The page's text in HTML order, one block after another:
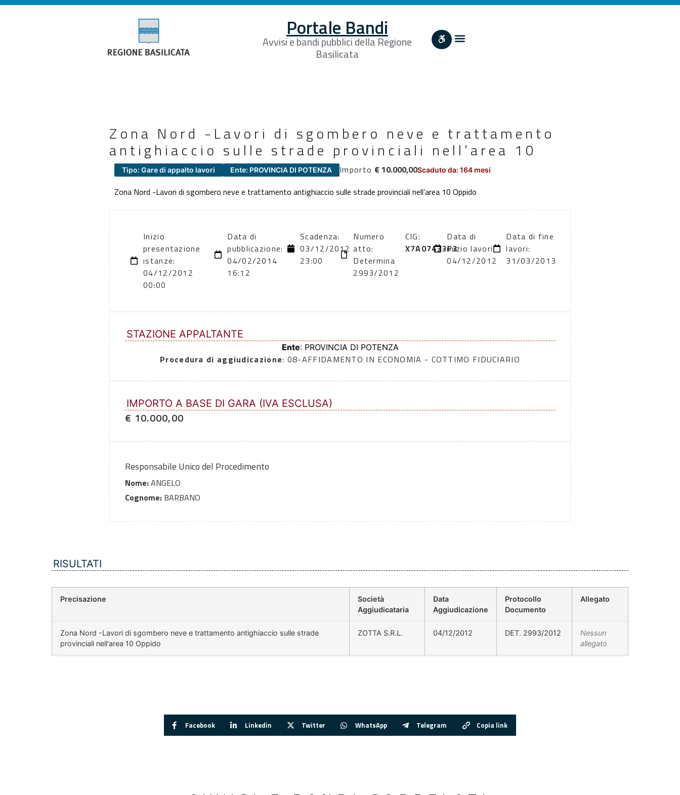
Portale Bandi
Avvisi e bandi pubblici della Regione
Basilicata
Zona Nord -Lavori di sgombero neve e trattamento
antighiaccio sulle strade provinciali nell’area 10
Tipo: Gare di appalto lavori Ente: PROVINCIA DI POTENZA Importo € 10.000,00Scaduto da: 164 mesi
Zona Nord -Lavori di sgombero neve e trattamento antighiaccio sulle strade provinciali nell’area 10 Oppido
Inizio
presentazione
istanze:
04/12/2012
00:00
Data di
pubblicazione:
04/02/2014
16:12
Scadenza:
03/12/2012
23:00
Numero
atto:
Determina
2993/2012
CIG:
X7A07433F3
Data di
inizio lavori:
04/12/2012
Data di fine
lavori:
31/03/2013
STAZIONE APPALTANTE
Ente: PROVINCIA DI POTENZA
Procedura di aggiudicazione: 08-AFFIDAMENTO IN ECONOMIA - COTTIMO FIDUCIARIO
IMPORTO A BASE DI GARA (IVA ESCLUSA)
€ 10.000,00
Responsabile Unico del Procedimento
Nome:ANGELO
Cognome: BARBANO
RISULTATI
Precisazione
Società
Aggiudicataria
Data
Aggiudicazione
Protocollo
Documento
Allegato
Zona Nord -Lavori di sgombero neve e trattamento antighiaccio sulle strade
provinciali nell'area 10 Oppido
ZOTTA S.R.L. 04/12/2012 DET. 2993/2012
Nessun
allegato
Facebook Linkedin Twitter WhatsApp Telegram Copia link